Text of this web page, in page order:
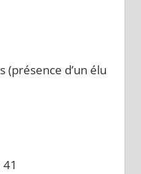
(présence d’un élu